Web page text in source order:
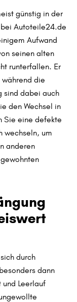
günstig in der
Autoteile24.de
Aufwand
seinen alten
runterfallen. Er
die
sind dabei auch
den Wechsel in
Sie eine defekte
wechseln, um
anderen
durch
dann
Leerlauf